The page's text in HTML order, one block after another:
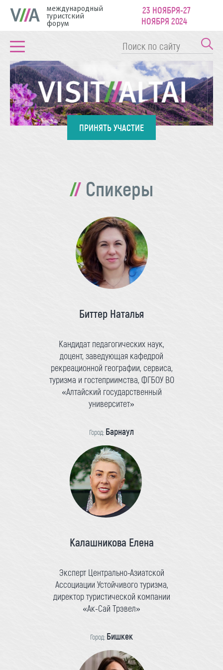
международный
туристский
форум
23 НОЯБРЯ-27
НОЯБРЯ 2024
ПРИНЯТЬ УЧАСТИЕ
Спикеры
Биттер Наталья
Кандидат педагогических наук,
доцент, заведующая кафедрой
рекреационной географии, сервиса,
туризма и гостеприимства, ФГБОУ ВО
«Алтайский государственный
университет»
Город: Барнаул
Калашникова Елена
Эксперт Центрально-Азиатской
Ассоциации Устойчивого туризма,
директор туристической компании
«Ак-Сай Трэвел»
Город: Бишкек